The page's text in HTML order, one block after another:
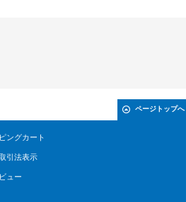
ページトップへ
ングカート
引法表示
ュー